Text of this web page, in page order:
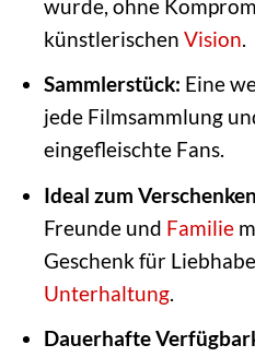
wurde, ohne
künstlerischen Vision.
Sammlerstück: Eine
jede Filmsammlung
eingefleischte Fans.
Ideal zum
Freunde und Familie
Geschenk für
Unterhaltung.
Dauerhafte